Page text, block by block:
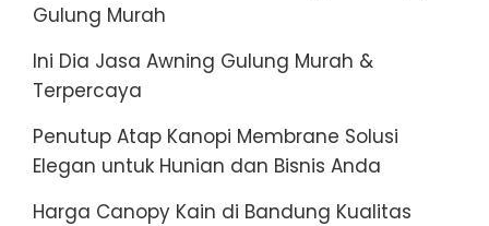
Gulung Murah
Ini Dia Jasa Awning Gulung Murah &
Terpercaya
Penutup Atap Kanopi Membrane Solusi
Elegan untuk Hunian dan Bisnis Anda
Harga Canopy Kain di Bandung Kualitas